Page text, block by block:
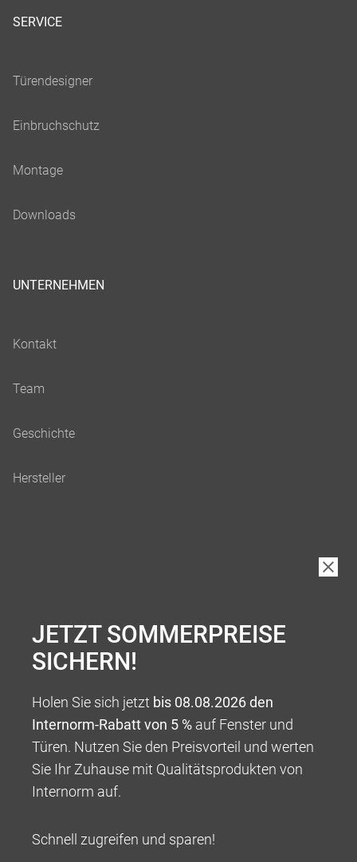
SERVICE
UNTERNEHMEN
JETZT SOMMERPREISE
SICHERN!
Holen Sie sich jetzt bis 08.08.2026 den
Internorm-Rabatt von 5 % auf Fenster und
Türen. Nutzen Sie den Preisvorteil und werten
Sie Ihr Zuhause mit Qualitätsprodukten von
Internorm auf.
Schnell zugreifen und sparen!